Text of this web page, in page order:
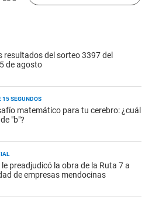
resultados del sorteo 3397 del
de agosto
15 SEGUNDOS
matemático para tu cerebro: ¿cuál
"b"?
preadjudicó la obra de la Ruta 7 a
de empresas mendocinas